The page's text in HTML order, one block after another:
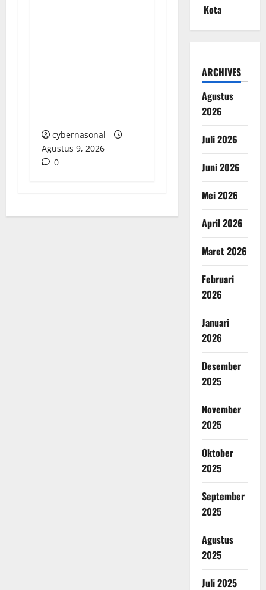
cybernasonal
Agustus 9, 2026
0
Kota
ARCHIVES
Agustus
2026
Juli 2026
Juni 2026
Mei 2026
April 2026
Maret 2026
Februari
2026
Januari
2026
Desember
2025
November
2025
Oktober
2025
September
2025
Agustus
2025
Juli 2025